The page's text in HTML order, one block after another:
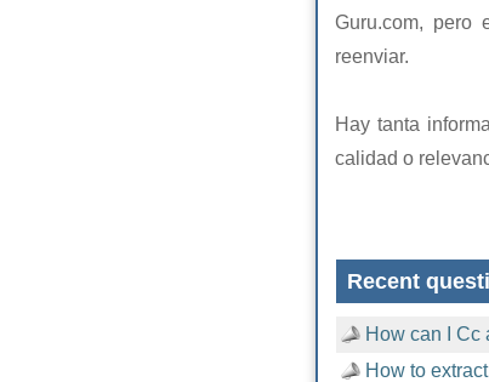
Guru.com, pero
reenviar.
Hay tanta
calidad o
Recent
How can I Cc
How to